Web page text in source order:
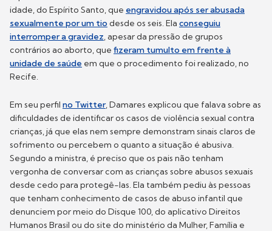
idade, do Espírito Santo, que engravidou após ser abusada
sexualmente por um tio desde os seis. Ela conseguiu
interromper a gravidez , apesar da pressão de grupos
contrários ao aborto, que fizeram tumulto em frente à
unidade de saúde em que o procedimento foi realizado, no
Recife.
Em seu perfil no Twitter, Damares explicou que falava sobre as
dificuldades de identificar os casos de violência sexual contra
crianças, já que elas nem sempre demonstram sinais claros de
sofrimento ou percebem o quanto a situação é abusiva.
Segundo a ministra, é preciso que os pais não tenham
vergonha de conversar com as crianças sobre abusos sexuais
desde cedo para protegê-las. Ela também pediu às pessoas
que tenham conhecimento de casos de abuso infantil que
denunciem por meio do Disque 100, do aplicativo Direitos
Humanos Brasil ou do site do ministério da Mulher, Família e